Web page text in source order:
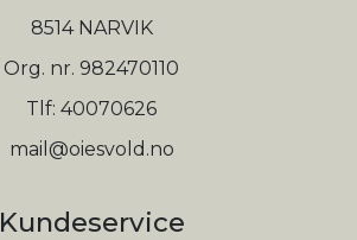
8514 NARVIK
Org. nr. 982470110
Tlf: 40070626
mail@oiesvold.no
Kundeservice